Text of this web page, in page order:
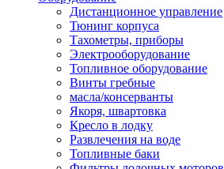
Дистанционное управление
Тюнинг корпуса
Тахометры, приборы
Электрооборудование
Топливное оборудование
Винты гребные
масла/консерванты
Якоря, швартовка
Кресло в лодку
Развлечения на воде
Топливные баки